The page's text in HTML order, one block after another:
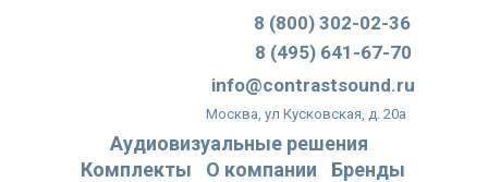
Комплекты Бренды
О компании
Москва, ул Кусковская, д. 20а
info@contrastsound.ru
8 (495) 641-67-70
8 (800) 302-02-36
Аудиовизуальные решения